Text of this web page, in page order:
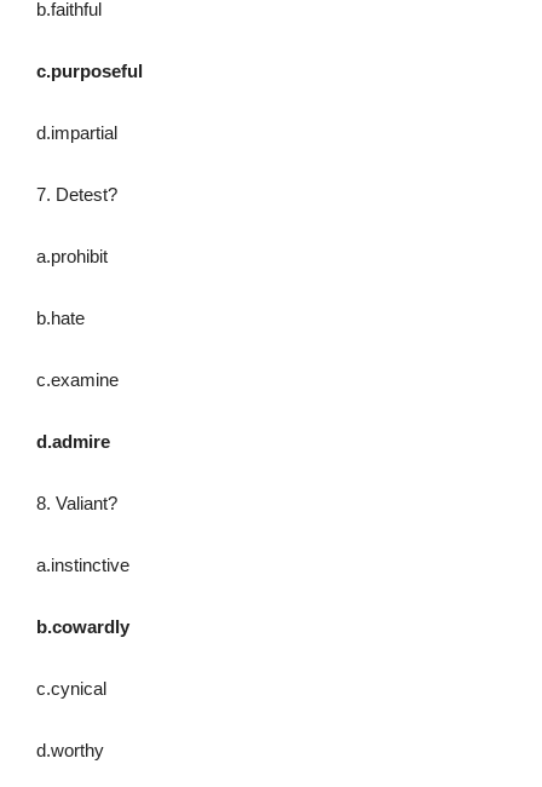
b.faithful
c.purposeful
d.impartial
7. Detest?
a.prohibit
b.hate
c.examine
d.admire
8. Valiant?
a.instinctive
b.cowardly
c.cynical
d.worthy